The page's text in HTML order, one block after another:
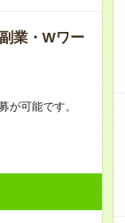
業・Wワー
が可能です。